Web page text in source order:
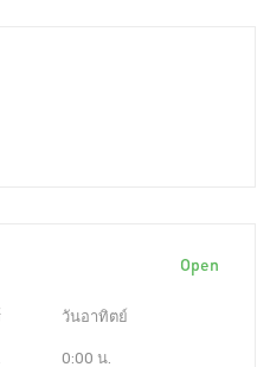
Open
วันอาทิตย์
0:00 น.